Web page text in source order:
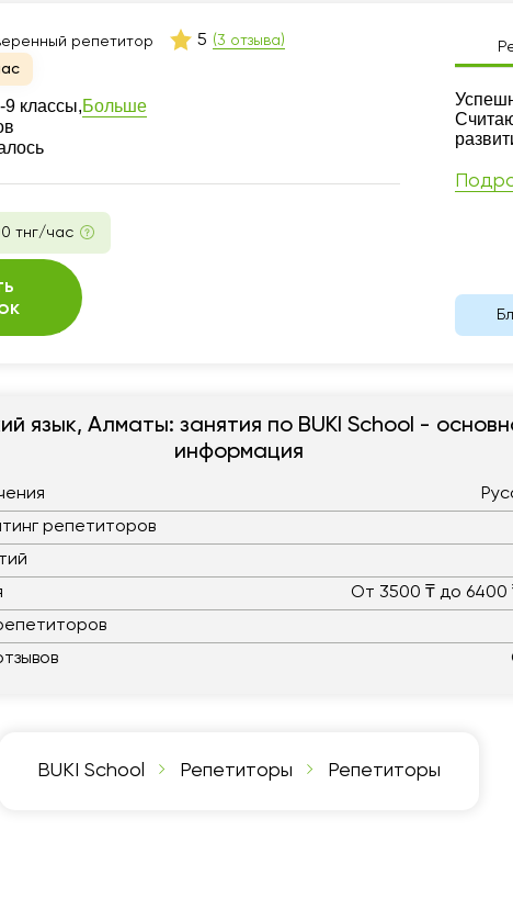
репетитор 5 (3 отзыва)
классы,Больше
тнг/час
язык, Алматы: занятия по BUKI School -
информация
репетиторов
От 3500 ₸ до 6400
BUKI School Репетиторы Репетиторы